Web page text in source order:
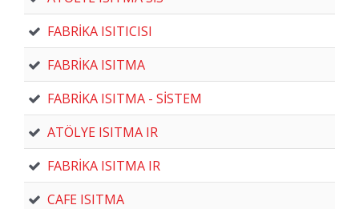
FABRİKA ISITICISI
FABRİKA ISITMA
FABRİKA ISITMA - SİSTEM
ATÖLYE ISITMA IR
FABRİKA ISITMA IR
CAFE ISITMA